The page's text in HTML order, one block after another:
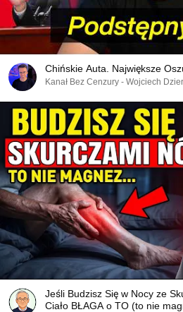
Chińskie Auta. Największe
Kanał Bez Cenzury - Wojciech
Jeśli Budzisz Się w Nocy ze
Ciało BŁAGA o TO (to nie